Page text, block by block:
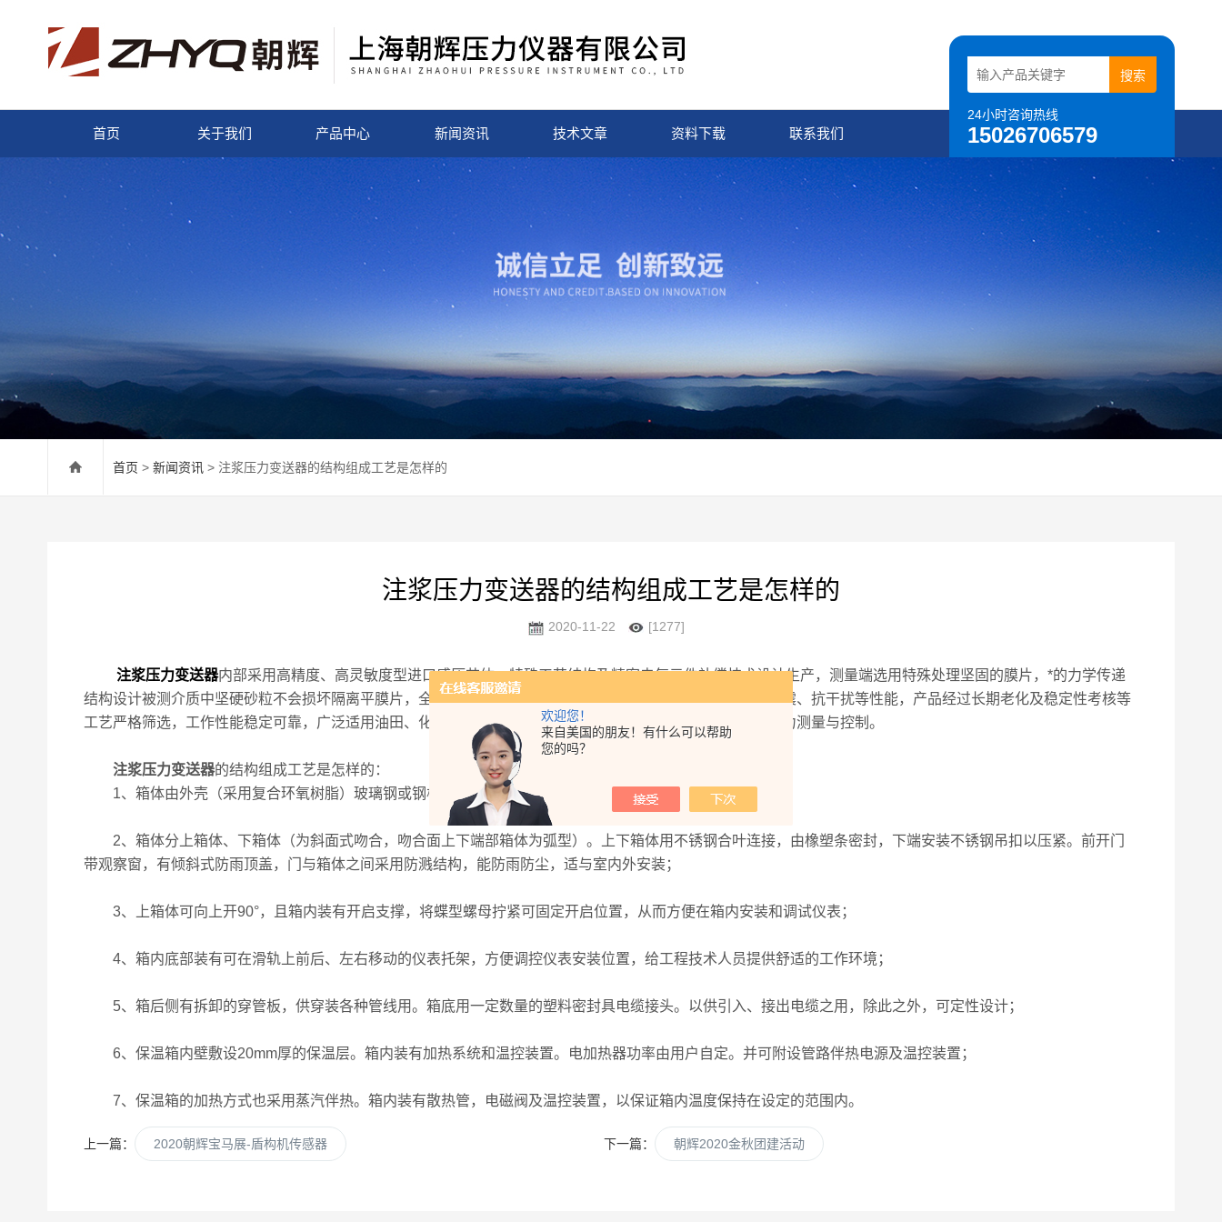
欢迎您！
来自美国的朋友！有什么可以帮助
您的吗？
24小时咨询热线
15026706579
首页 关于我们 产品中心 新闻资讯 技术文章 资料下载 联系我们
首页 > 新闻资讯 > 注浆压力变送器的结构组成工艺是怎样的
注浆压力变送器的结构组成工艺是怎样的
2020-11-22 [1277]
注浆压力变送器内部采用高精度、高灵敏度型进口感压芯体，特殊工艺结构及精密电气元件补偿技术设计生产，测量端选用特殊处理坚固的膜片，*的力学传递
结构设计被测介质中坚硬砂粒不会损坏隔离平膜片，全不锈钢壳体焊接封装，具有高强度抗冲击、耐磨损、防震、抗干扰等性能，产品经过长期老化及稳定性考核等
工艺严格筛选，工作性能稳定可靠，广泛适用油田、化工、工程设备、盾构机、顶管机等自动化领域的流体压力测量与控制。
注浆压力变送器的结构组成工艺是怎样的：
1、箱体由外壳（采用复合环氧树脂）玻璃钢或钢板经特殊工艺制成；
2、箱体分上箱体、下箱体（为斜面式吻合，吻合面上下端部箱体为弧型）。上下箱体用不锈钢合叶连接，由橡塑条密封，下端安装不锈钢吊扣以压紧。前开门
带观察窗，有倾斜式防雨顶盖，门与箱体之间采用防溅结构，能防雨防尘，适与室内外安装；
3、上箱体可向上开90°，且箱内装有开启支撑，将蝶型螺母拧紧可固定开启位置，从而方便在箱内安装和调试仪表；
4、箱内底部装有可在滑轨上前后、左右移动的仪表托架，方便调控仪表安装位置，给工程技术人员提供舒适的工作环境；
5、箱后侧有拆卸的穿管板，供穿装各种管线用。箱底用一定数量的塑料密封具电缆接头。以供引入、接出电缆之用，除此之外，可定性设计；
6、保温箱内壁敷设20mm厚的保温层。箱内装有加热系统和温控装置。电加热器功率由用户自定。并可附设管路伴热电源及温控装置；
7、保温箱的加热方式也采用蒸汽伴热。箱内装有散热管，电磁阀及温控装置，以保证箱内温度保持在设定的范围内。
上一篇： 2020朝辉宝马展-盾构机传感器 下一篇： 朝辉2020金秋团建活动